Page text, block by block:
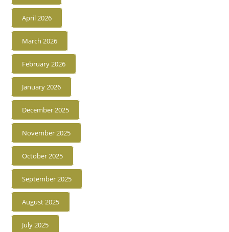
April 2026
March 2026
February 2026
January 2026
December 2025
November 2025
October 2025
September 2025
August 2025
July 2025